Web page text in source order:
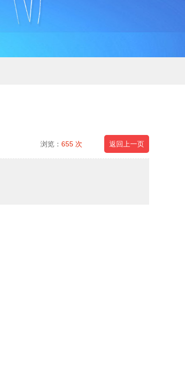
浏览： 655 次 返回上一页